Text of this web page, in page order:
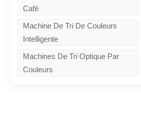
Café
Machine De Tri De Couleurs
Intelligente
Machines De Tri Optique Par
Couleurs